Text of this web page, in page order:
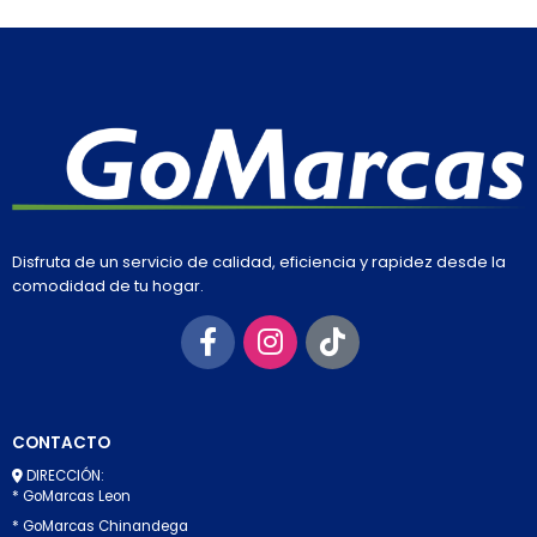
Disfruta de un servicio de calidad, eficiencia y rapidez desde la
comodidad de tu hogar.
CONTACTO
DIRECCIÓN:
* GoMarcas Leon
* GoMarcas Chinandega